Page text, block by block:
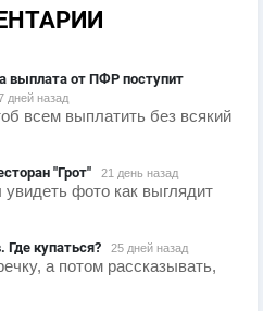
выплата от ПФР поступит
дней назад
всем выплатить без всякий
"Грот" 21 день назад
фото как выглядит
Где купаться? 25 дней назад
а потом рассказывать,